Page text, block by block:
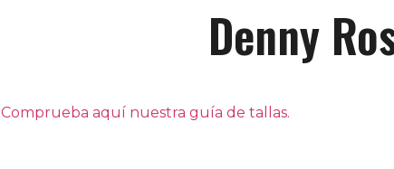
Denny
Comprueba aquí nuestra guía de tallas.